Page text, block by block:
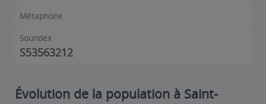
Métaphone
Soundex
S53563212
Évolution de la population à Saint-